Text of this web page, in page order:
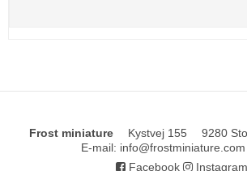
Frost miniature Kystvej 155 9280
E-mail: info@frostminiature.com
Facebook
Instagram